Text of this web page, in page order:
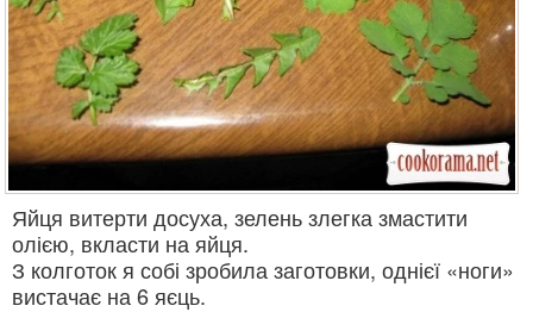
Яйця витерти досуха, зелень злегка змастити
олією, вкласти на яйця.
З колготок я собі зробила заготовки, однієї «ноги»
вистачає на 6 яєць.